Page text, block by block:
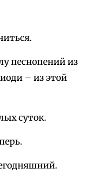
песнопений из
– из этой
суток.